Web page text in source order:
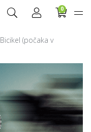
0
(počaka v